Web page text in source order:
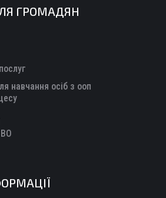
ГРОМАДЯН
навчання осіб з ооп